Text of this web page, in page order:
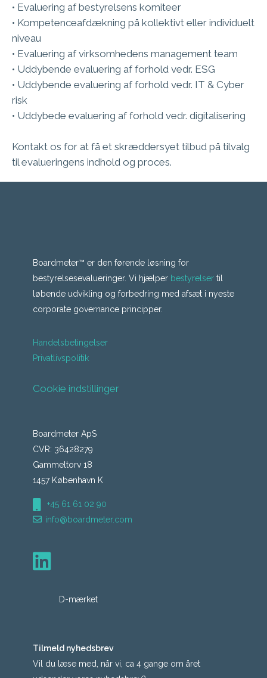
• Evaluering af bestyrelsens komiteer
• Kompetenceafdækning på kollektivt eller individuelt
niveau
• Evaluering af virksomhedens management team
• Uddybende evaluering af forhold vedr. ESG
• Uddybende evaluering af forhold vedr. IT & Cyber
risk
• Uddybede evaluering af forhold vedr. digitalisering
Kontakt os for at få et skræddersyet tilbud på tilvalg
til evalueringens indhold og proces.
Boardmeter™ er den førende løsning for
bestyrelsesevalueringer. Vi hjælper bestyrelser til
løbende udvikling og forbedring med afsæt i nyeste
corporate governance principper.
Handelsbetingelser
Privatlivspolitik
Cookie indstillinger
Boardmeter ApS
CVR: 36428279
Gammeltorv 18
1457 København K
+45 61 61 02 90
info@boardmeter.com
D-mærket
Tilmeld nyhedsbrev
Vil du læse med, når vi, ca 4 gange om året